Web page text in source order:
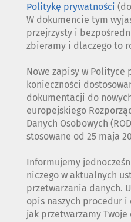
Politykę prywatności
W dokumencie tym
przejrzysty i
zbieramy i dlaczego to
Nowe zapisy w Polityce
konieczności
dokumentacji do
europejskiego
Danych Osobowych
stosowane od 25 maja
Informujemy
niczego w aktualnych
przetwarzania danych.
opis naszych procedur i
jak przetwarzamy